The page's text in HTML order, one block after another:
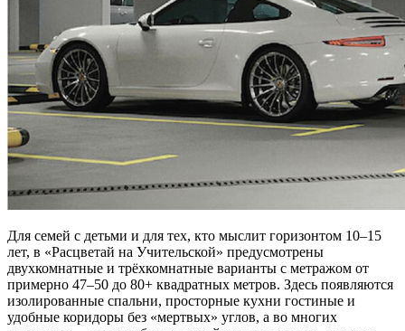
Для семей с детьми и для тех, кто мыслит горизонтом 10–15
лет, в «Расцветай на Учительской» предусмотрены
двухкомнатные и трёхкомнатные варианты с метражом от
примерно 47–50 до 80+ квадратных метров. Здесь появляются
изолированные спальни, просторные кухни гостиные и
удобные коридоры без «мертвых» углов, а во многих